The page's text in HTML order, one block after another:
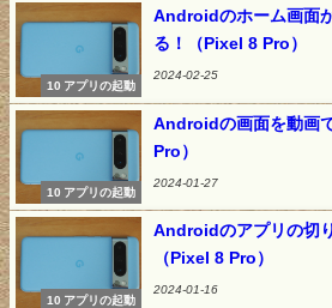
10 アプリの起動
Androidのホーム画面
る！（Pixel 8 Pro）
2024-02-25
10 アプリの起動
Androidの画面を動画
Pro）
2024-01-27
10 アプリの起動
Androidのアプリの切
（Pixel 8 Pro）
2024-01-16